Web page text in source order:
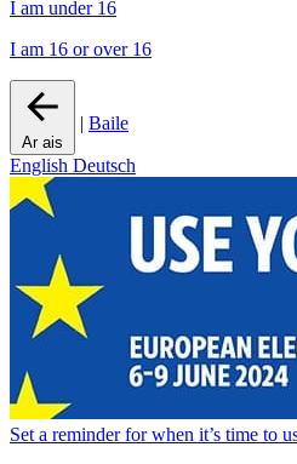
I am under 16
I am 16 or over 16
Ar ais
| Baile
English Deutsch
Set a reminderfor when it’s time to